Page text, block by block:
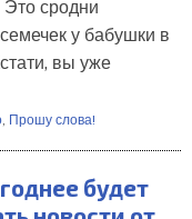
сродни
у бабушки в
вы уже
, Прошу слова!
будет